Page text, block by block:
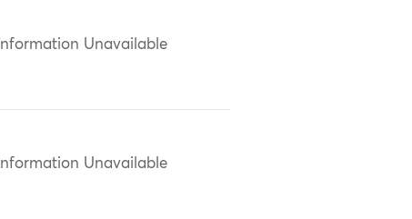
Information Unavailable
Information Unavailable